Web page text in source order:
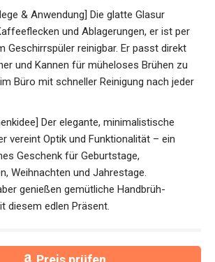
& Anwendung] Die glatte Glasur
und Ablagerungen, er ist per
Geschirrspüler reinigbar. Er passt direkt
und Kannen für müheloses Brühen zu
Büro mit schneller Reinigung nach jeder
Der elegante, minimalistische
vereint Optik und Funktionalität – ein
Geschenk für Geburtstage,
Weihnachten und Jahrestage.
genießen gemütliche Handbrüh-
diesem edlen Präsent.